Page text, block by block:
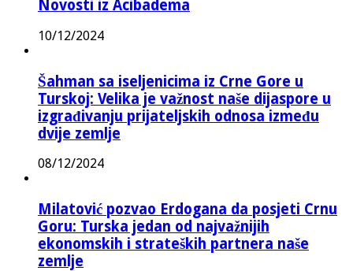
Novosti iz Acibadema
10/12/2024
Šahman sa iseljenicima iz Crne Gore u
Turskoj: Velika je važnost naše dijaspore u
izgrađivanju prijateljskih odnosa između
dvije zemlje
08/12/2024
Milatović pozvao Erdogana da posjeti Crnu
Goru: Turska jedan od najvažnijih
ekonomskih i strateških partnera naše
zemlje